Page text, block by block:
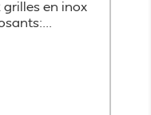
en inox